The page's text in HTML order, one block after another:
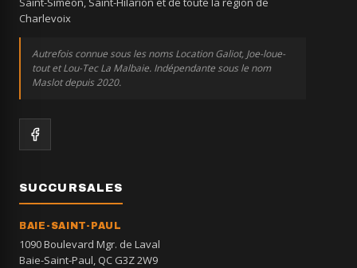
Charlevoix
Autrefois connue sous les noms Location Galiot, Joe-loue-
tout et Lou-Tec La Malbaie. Indépendante sous le nom
Maslot depuis 2020.
SUCCURSALES
BAIE-SAINT-PAUL
1090 Boulevard Mgr. de Laval
Baie-Saint-Paul, QC G3Z 2W9